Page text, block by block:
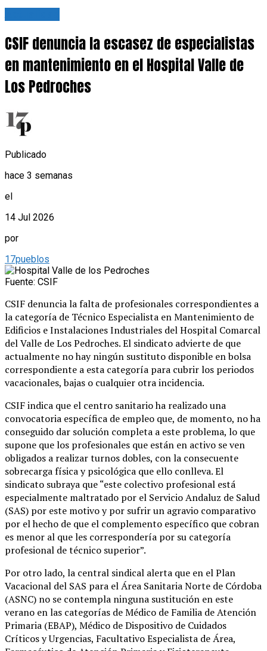
CSIF denuncia la escasez de especialistas
en mantenimiento en el Hospital Valle de
Los Pedroches
Publicado
hace 3 semanas
el
14 Jul 2026
por
17pueblos
Fuente: CSIF
CSIF denuncia la falta de profesionales correspondientes a
la categoría de Técnico Especialista en Mantenimiento de
Edificios e Instalaciones Industriales del Hospital Comarcal
del Valle de Los Pedroches. El sindicato advierte de que
actualmente no hay ningún sustituto disponible en bolsa
correspondiente a esta categoría para cubrir los periodos
vacacionales, bajas o cualquier otra incidencia.
CSIF indica que el centro sanitario ha realizado una
convocatoria específica de empleo que, de momento, no ha
conseguido dar solución completa a este problema, lo que
supone que los profesionales que están en activo se ven
obligados a realizar turnos dobles, con la consecuente
sobrecarga física y psicológica que ello conlleva. El
sindicato subraya que “este colectivo profesional está
especialmente maltratado por el Servicio Andaluz de Salud
(SAS) por este motivo y por sufrir un agravio comparativo
por el hecho de que el complemento específico que cobran
es menor al que les correspondería por su categoría
profesional de técnico superior”.
Por otro lado, la central sindical alerta que en el Plan
Vacacional del SAS para el Área Sanitaria Norte de Córdoba
(ASNC) no se contempla ninguna sustitución en este
verano en las categorías de Médico de Familia de Atención
Primaria (EBAP), Médico de Dispositivo de Cuidados
Críticos y Urgencias, Facultativo Especialista de Área,